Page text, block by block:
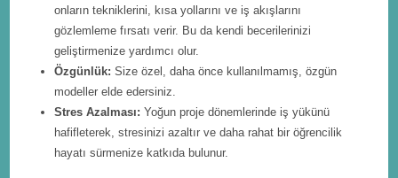
onların tekniklerini, kısa yollarını ve iş akışlarını
gözlemleme fırsatı verir. Bu da kendi becerilerinizi
geliştirmenize yardımcı olur.
Özgünlük: Size özel, daha önce kullanılmamış, özgün
modeller elde edersiniz.
Stres Azalması: Yoğun proje dönemlerinde iş yükünü
hafifleterek, stresinizi azaltır ve daha rahat bir öğrencilik
hayatı sürmenize katkıda bulunur.